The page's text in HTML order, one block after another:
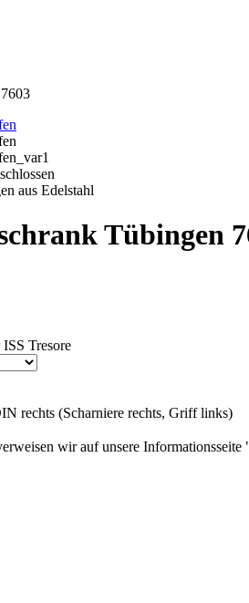
Tübingen
Tresore
rechts (Scharniere rechts, Griff links)
wir auf unsere